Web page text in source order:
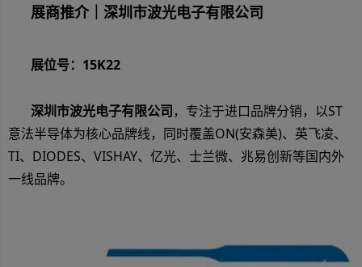
展商推介｜深圳市波光电子有限公司
展位号：15K22
深圳市波光电子有限公司，专注于进口品牌分销，以ST
意法半导体为核心品牌线，同时覆盖ON(安森美)、英飞凌、
TI、DIODES、VISHAY、亿光、士兰微、兆易创新等国内外
一线品牌。